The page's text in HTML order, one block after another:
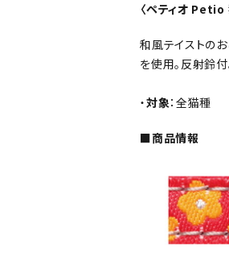
〈ペティオ
和風テイストの
を使用。反射鈴付
・対象：全猫種
■商品情報